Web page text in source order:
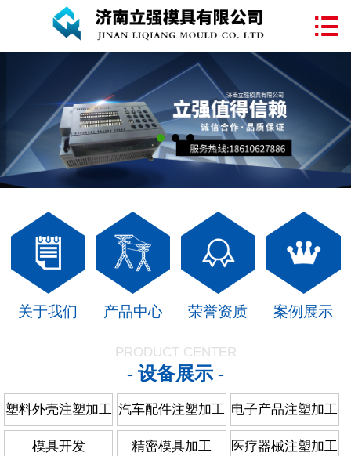
网站首页
关于我们
塑料模具
注塑加工
案例展示
新闻中心

关于我们 产品中心 荣誉资质 案例展示
PRODUCT CENTER
- 设备展示 -
塑料外壳注塑加工 汽车配件注塑加工 电子产品注塑加工
模具开发 精密模具加工 医疗器械注塑加工